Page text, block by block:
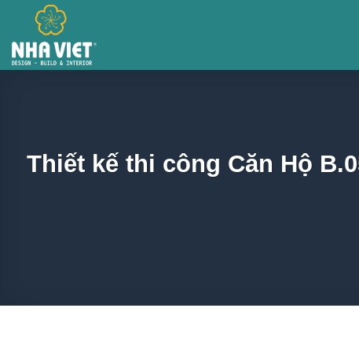
content
Thiết kế thi công Căn Hộ